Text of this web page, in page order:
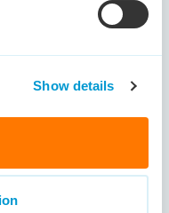
Show details
en tegelijkertijd
waarde
hij drie talen:
en eerlijkheid
die hij ook in
nieuwe en
Medewerker bij